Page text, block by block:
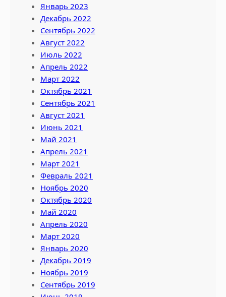
Январь 2023
Декабрь 2022
Сентябрь 2022
Август 2022
Июль 2022
Апрель 2022
Март 2022
Октябрь 2021
Сентябрь 2021
Август 2021
Июнь 2021
Май 2021
Апрель 2021
Март 2021
Февраль 2021
Ноябрь 2020
Октябрь 2020
Май 2020
Апрель 2020
Март 2020
Январь 2020
Декабрь 2019
Ноябрь 2019
Сентябрь 2019